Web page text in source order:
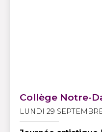
Collège Notre-
LUNDI 29